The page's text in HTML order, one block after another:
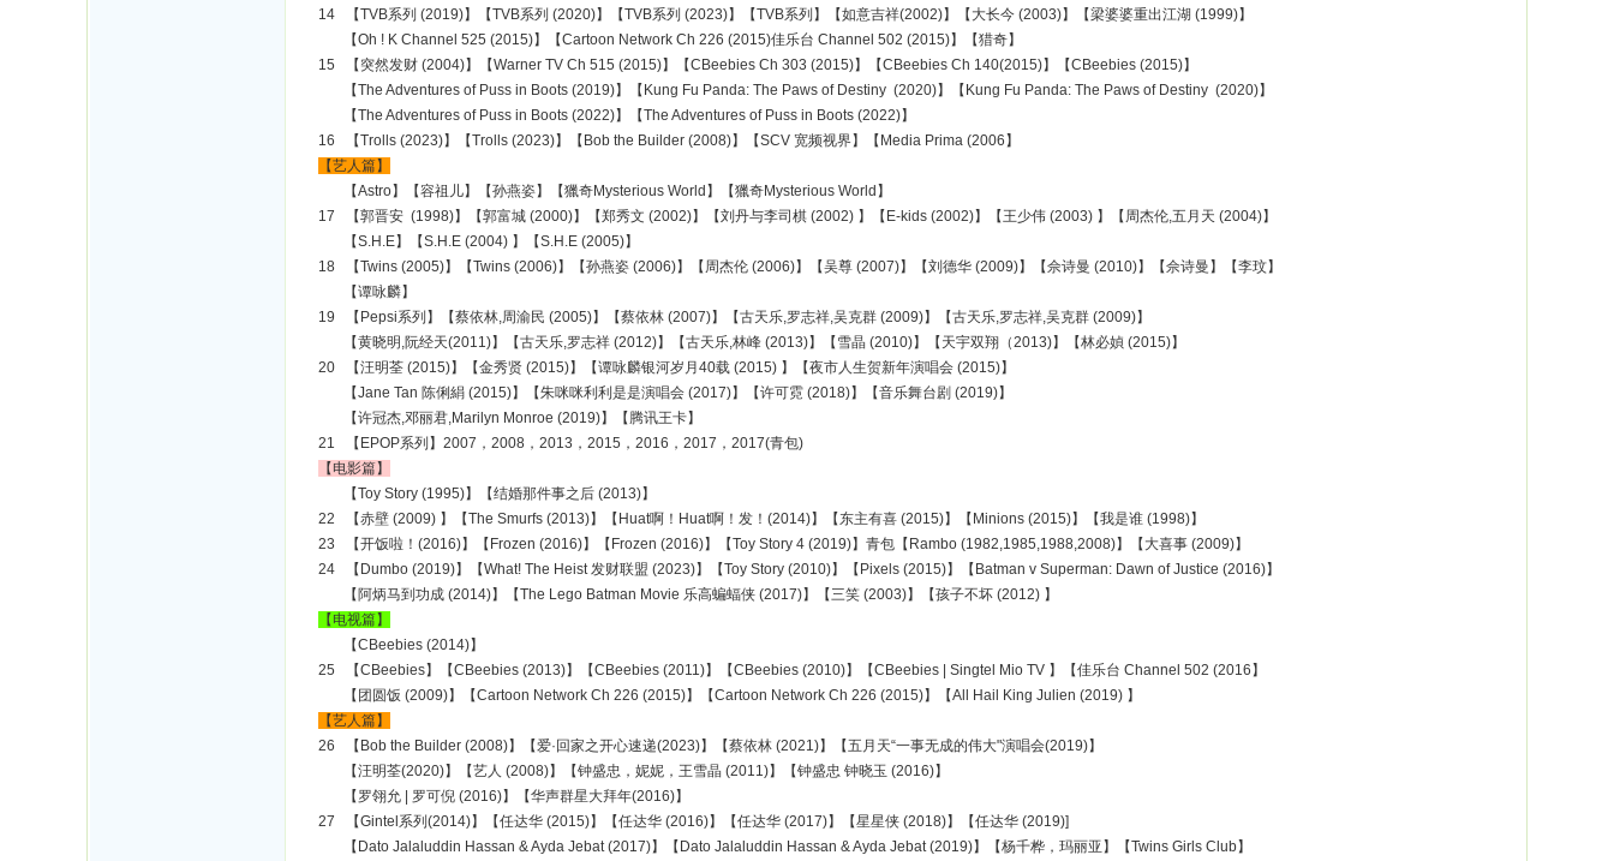
14 【TVB系列 (2019)】【TVB系列 (2020)】【TVB系列 (2023)】【TVB系列】【如意吉祥(2002)】【大长今 (2003)】【梁婆婆重出江湖 (1999)】
【Oh ! K Channel 525 (2015)】【Cartoon Network Ch 226 (2015)佳乐台 Channel 502 (2015)】【猎奇】
15 【突然发财 (2004)】【Warner TV Ch 515 (2015)】【CBeebies Ch 303 (2015)】【CBeebies Ch 140(2015)】【CBeebies (2015)】
【The Adventures of Puss in Boots (2019)】【Kung Fu Panda: The Paws of Destiny (2020)】【Kung Fu Panda: The Paws of Destiny (2020)】
【The Adventures of Puss in Boots (2022)】【The Adventures of Puss in Boots (2022)】
16 【Trolls (2023)】【Trolls (2023)】【Bob the Builder (2008)】【SCV 宽频视界】【Media Prima (2006】
【艺人篇】
【Astro】【容祖儿】【孙燕姿】【獵奇Mysterious World】【獵奇Mysterious World】
17 【郭晋安 (1998)】【郭富城 (2000)】【郑秀文 (2002)】【刘丹与李司棋 (2002) 】【E-kids (2002)】【王少伟 (2003) 】【周杰伦,五月天 (2004)】
【S.H.E】【S.H.E (2004) 】【S.H.E (2005)】
18 【Twins (2005)】【Twins (2006)】【孙燕姿 (2006)】【周杰伦 (2006)】【吴尊 (2007)】【刘德华 (2009)】【佘诗曼 (2010)】【佘诗曼】【李玟】
【谭咏麟】
19 【Pepsi系列】【蔡依林,周渝民 (2005)】【蔡依林 (2007)】【古天乐,罗志祥,吴克群 (2009)】【古天乐,罗志祥,吴克群 (2009)】
【黄晓明,阮经天(2011)】【古天乐,罗志祥 (2012)】【古天乐,林峰 (2013)】【雪晶 (2010)】【天宇双翔（2013)】【林必媜 (2015)】
20 【汪明荃 (2015)】【金秀贤 (2015)】【谭咏麟银河岁月40载 (2015) 】【夜市人生贺新年演唱会 (2015)】
【Jane Tan 陈俐絹 (2015)】【朱咪咪利利是是演唱会 (2017)】【许可霓 (2018)】【音乐舞台剧 (2019)】
【许冠杰,邓丽君,Marilyn Monroe (2019)】【腾讯王卡】
21 【EPOP系列】2007，2008，2013，2015，2016，2017，2017(青包)
【电影篇】
【Toy Story (1995)】【结婚那件事之后 (2013)】
22 【赤壁 (2009) 】【The Smurfs (2013)】【Huat啊！Huat啊！发！(2014)】【东主有喜 (2015)】【Minions (2015)】【我是谁 (1998)】
23 【开饭啦！(2016)】【Frozen (2016)】【Frozen (2016)】【Toy Story 4 (2019)】青包【Rambo (1982,1985,1988,2008)】【大喜事 (2009)】
24 【Dumbo (2019)】【What! The Heist 发财联盟 (2023)】【Toy Story (2010)】【Pixels (2015)】【Batman v Superman: Dawn of Justice (2016)】
【阿炳马到功成 (2014)】【The Lego Batman Movie 乐高蝙蝠侠 (2017)】【三笑 (2003)】【孩子不坏 (2012) 】
【电视篇】
【CBeebies (2014)】
25 【CBeebies】【CBeebies (2013)】【CBeebies (2011)】【CBeebies (2010)】【CBeebies | Singtel Mio TV 】【佳乐台 Channel 502 (2016】
【团圆饭 (2009)】【Cartoon Network Ch 226 (2015)】【Cartoon Network Ch 226 (2015)】【All Hail King Julien (2019) 】
【艺人篇】
26 【Bob the Builder (2008)】【爱·回家之开心速递(2023)】【蔡依林 (2021)】【五月天“一事无成的伟大"演唱会(2019)】
【汪明荃(2020)】【艺人 (2008)】【钟盛忠，妮妮，王雪晶 (2011)】【钟盛忠 钟晓玉 (2016)】
【罗翎允 | 罗可倪 (2016)】【华声群星大拜年(2016)】
27 【Gintel系列(2014)】【任达华 (2015)】【任达华 (2016)】【任达华 (2017)】【星星侠 (2018)】【任达华 (2019)]
【Dato Jalaluddin Hassan & Ayda Jebat (2017)】【Dato Jalaluddin Hassan & Ayda Jebat (2019)】【杨千桦，玛丽亚】【Twins Girls Club】